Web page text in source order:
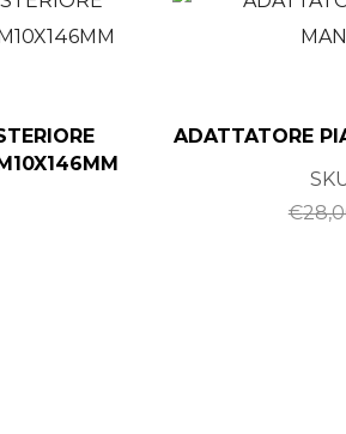
ADATTATORE
€